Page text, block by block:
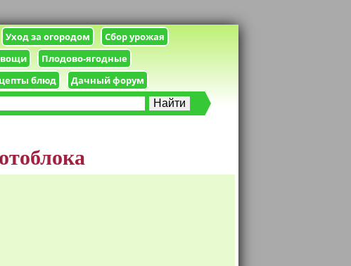
Уход за огородом
Сбор урожая
Плодово-ягодные
блюд Дачный форум